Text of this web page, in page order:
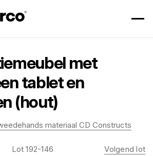
met
tablet en
(hout)
materiaal CD Constructs
Lot 192-146 Volgend lot